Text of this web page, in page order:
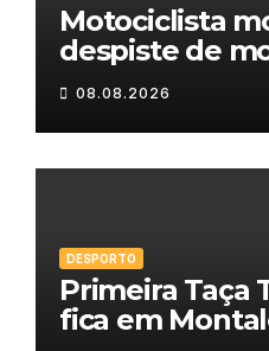
Motociclista
despiste de
08.08.2026
DESPORTO
Primeira Taça
fica em